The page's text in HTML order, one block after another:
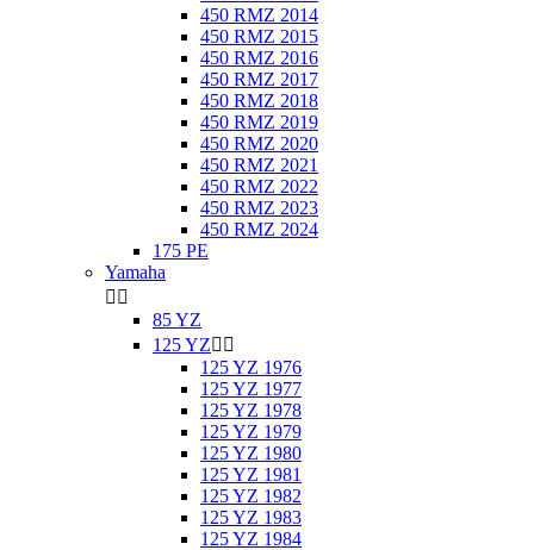
450 RMZ 2014
450 RMZ 2015
450 RMZ 2016
450 RMZ 2017
450 RMZ 2018
450 RMZ 2019
450 RMZ 2020
450 RMZ 2021
450 RMZ 2022
450 RMZ 2023
450 RMZ 2024
175 PE
Yamaha
 
85 YZ
125 YZ 
125 YZ 1976
125 YZ 1977
125 YZ 1978
125 YZ 1979
125 YZ 1980
125 YZ 1981
125 YZ 1982
125 YZ 1983
125 YZ 1984